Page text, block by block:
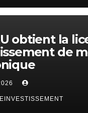
obtient la
de